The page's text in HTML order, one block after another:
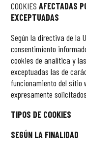
COOKIESAFECTADAS
EXCEPTUADAS
Según la directiva de la
consentimiento
cookiesde analítica y
exceptuadas las de
funcionamiento del sitio
expresamente
TIPOS DE COOKIES
SEGÚN LA FINALIDAD